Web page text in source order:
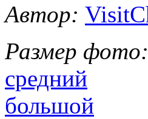
Автор:
Размер фото:
средний
большой